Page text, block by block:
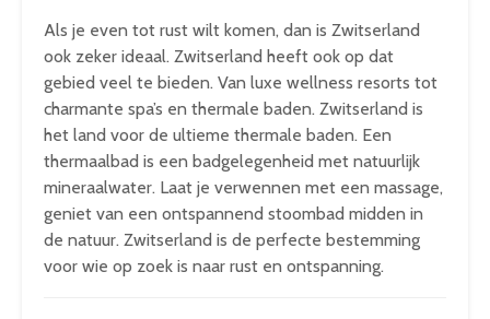
Als je even tot rust wilt komen, dan is Zwitserland
ook zeker ideaal. Zwitserland heeft ook op dat
gebied veel te bieden. Van luxe wellness resorts tot
charmante spa’s en thermale baden. Zwitserland is
het land voor de ultieme thermale baden. Een
thermaalbad is een badgelegenheid met natuurlijk
mineraalwater. Laat je verwennen met een massage,
geniet van een ontspannend stoombad midden in
de natuur. Zwitserland is de perfecte bestemming
voor wie op zoek is naar rust en ontspanning.